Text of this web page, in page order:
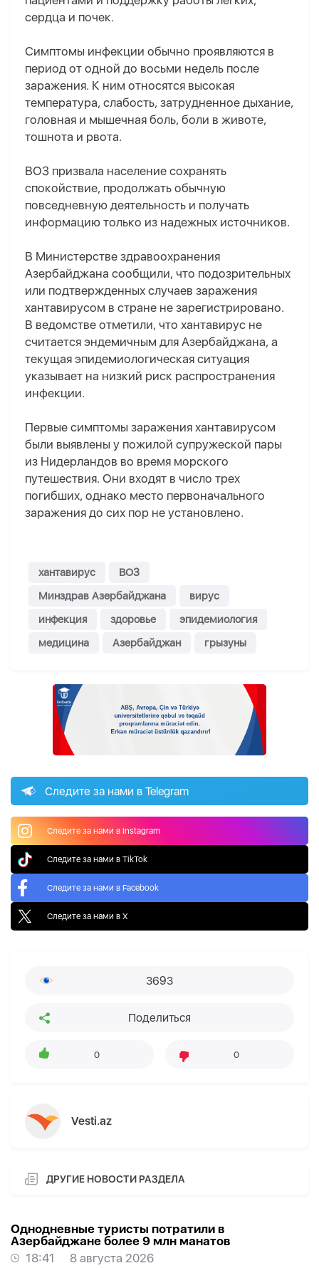
сердца и почек.
Симптомы инфекции обычно проявляются в
период от одной до восьми недель после
заражения. К ним относятся высокая
температура, слабость, затрудненное дыхание,
головная и мышечная боль, боли в животе,
тошнота и рвота.
ВОЗ призвала население сохранять
спокойствие, продолжать обычную
повседневную деятельность и получать
информацию только из надежных источников.
В Министерстве здравоохранения
Азербайджана сообщили, что подозрительных
или подтвержденных случаев заражения
хантавирусом в стране не зарегистрировано.
В ведомстве отметили, что хантавирус не
считается эндемичным для Азербайджана, а
текущая эпидемиологическая ситуация
указывает на низкий риск распространения
инфекции.
Первые симптомы заражения хантавирусом
были выявлены у пожилой супружеской пары
из Нидерландов во время морского
путешествия. Они входят в число трех
погибших, однако место первоначального
заражения до сих пор не установлено.
хантавирус
ВОЗ
Минздрав Азербайджана
вирус
инфекция
здоровье
эпидемиология
медицина
Азербайджан грызуны
Следите за нами в Telegram
Следите за нами в Instagram
Следите за нами в TikTok
Следите за нами в Facebook
Следите за нами в X
3693
Поделиться
0 0
Vesti.az
ДРУГИЕ НОВОСТИ РАЗДЕЛА
Однодневные туристы потратили в
Азербайджане более 9 млн манатов
18:41
8 августа 2026